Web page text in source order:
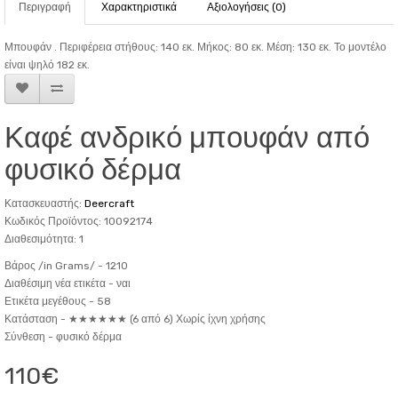
Περιγραφή Χαρακτηριστικά Αξιολογήσεις (0)
Μπουφάν . Περιφέρεια στήθους: 140 εκ. Μήκος: 80 εκ. Μέση: 130 εκ. Το μοντέλο
είναι ψηλό 182 εκ.
Καφέ ανδρικό μπουφάν από
φυσικό δέρμα
Κατασκευαστής: Deercraft
Κωδικός Προϊόντος: 10092174
Διαθεσιμότητα: 1
Βάρος /in Grams/ - 1210
Διαθέσιμη νέα ετικέτα - ναι
Ετικέτα μεγέθους - 58
Κατάσταση - ★★★★★★ (6 από 6) Χωρίς ίχνη χρήσης
Σύνθεση - φυσικό δέρμα
110€